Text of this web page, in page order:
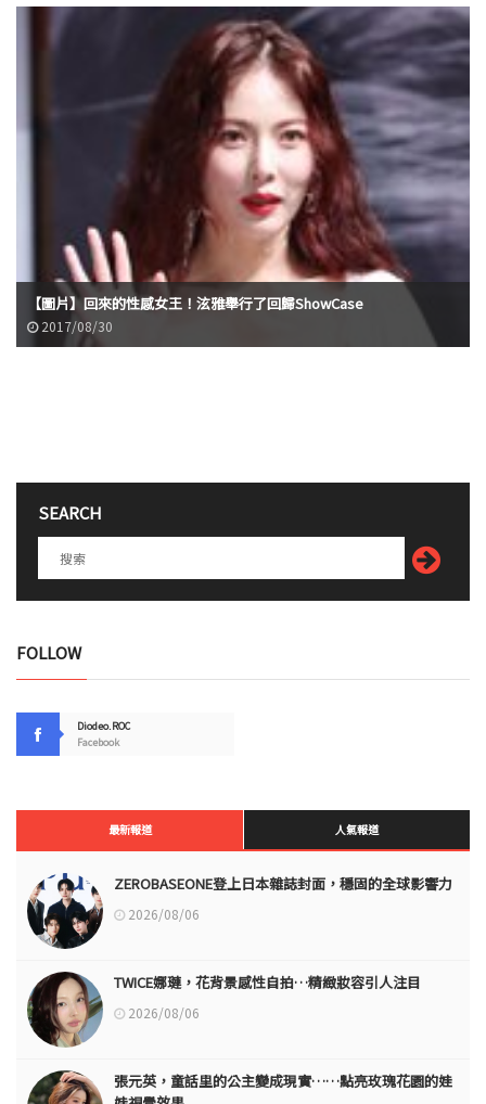
【圖片】回來的性感女王！泫雅舉行了回歸ShowCase
2017/08/30
SEARCH
FOLLOW
Diodeo.ROC
Facebook
最新報道 人氣報道
ZEROBASEONE登上日本雜誌封面，穩固的全球影響力
2026/08/06
TWICE娜璉，花背景感性自拍…精緻妝容引人注目
2026/08/06
張元英，童話里的公主變成現實……點亮玫瑰花園的娃